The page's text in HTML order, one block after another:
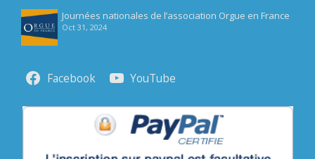
Journées nationales de l’association Orgue en France
Oct 31, 2024
Facebook YouTube